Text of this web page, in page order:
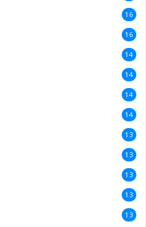
16
16
14
14
14
14
13
13
13
13
13